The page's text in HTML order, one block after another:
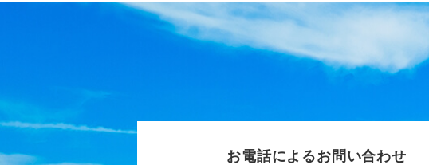
お電話によるお問い合わせ